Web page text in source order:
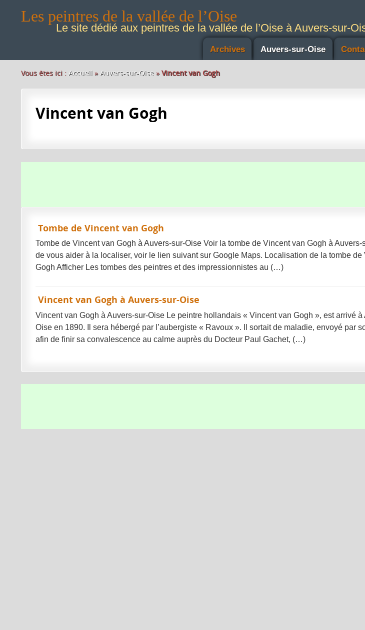
Les peintres de la vallée de l’Oise
Le site dédié aux peintres de la vallée de l’Oise à Auvers-sur-
Auvers-sur-Oise
Archives
Vous êtes ici : Accueil »Auvers-sur-Oise »Vincent van Gogh
Vincent van Gogh
Tombe de Vincent van Gogh
Tombe de Vincent van Gogh à Auvers-sur-Oise Voir la tombe de Vincent van Gogh à Auvers-
de vous aider à la localiser, voir le lien suivant sur Google Maps. Localisation de la tombe de
Gogh Afficher Les tombes des peintres et des impressionnistes au (…)
Vincent van Gogh à Auvers-sur-Oise
Vincent van Gogh à Auvers-sur-Oise Le peintre hollandais « Vincent van Gogh », est arrivé à
Oise en 1890. Il sera hébergé par l’aubergiste « Ravoux ». Il sortait de maladie, envoyé par
afin de finir sa convalescence au calme auprès du Docteur Paul Gachet, (…)